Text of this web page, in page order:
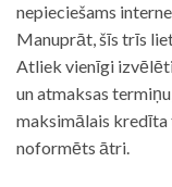
nepieciešams
Manuprāt, šīs trīs
Atliek vienīgi
un atmaksas
maksimālais kredīta
noformēts ātri.